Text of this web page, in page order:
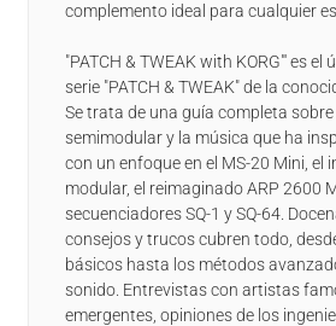
complemento ideal para cualquier
"PATCH & TWEAK with KORG"' es el
serie "PATCH & TWEAK" de la
Se trata de una guía completa
semimodular y la música que ha
con un enfoque en el MS-20 Mini, el
modular, el reimaginado ARP 2600
secuenciadores SQ-1 y SQ-64.
consejos y trucos cubren todo,
básicos hasta los métodos
sonido. Entrevistas con artistas
emergentes, opiniones de los